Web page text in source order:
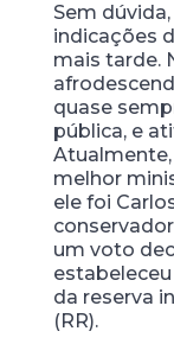
Sem
indicações
mais tarde.
quase
pública, e
melhor
ele foi
um voto
da reserva
(RR).